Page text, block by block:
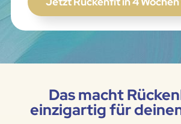
Das macht
einzigartig für